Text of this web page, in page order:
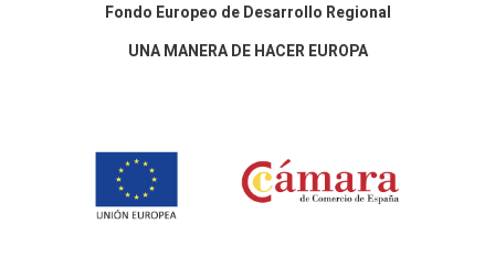
Fondo Europeo de Desarrollo Regional
UNA MANERA DE HACER EUROPA